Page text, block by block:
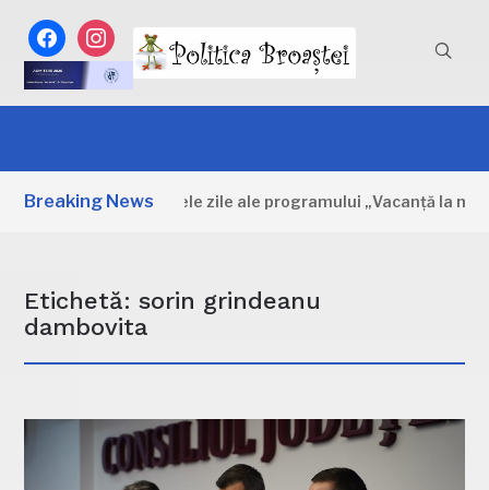
facebookinstagram
Breaking News
Dâmbovița: Primele zile ale programului „Vacanță la muzeu”
Etichetă:sorin grindeanu
dambovita